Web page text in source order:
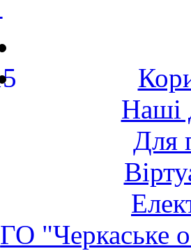
Наші
Для
ГО "Черкаське